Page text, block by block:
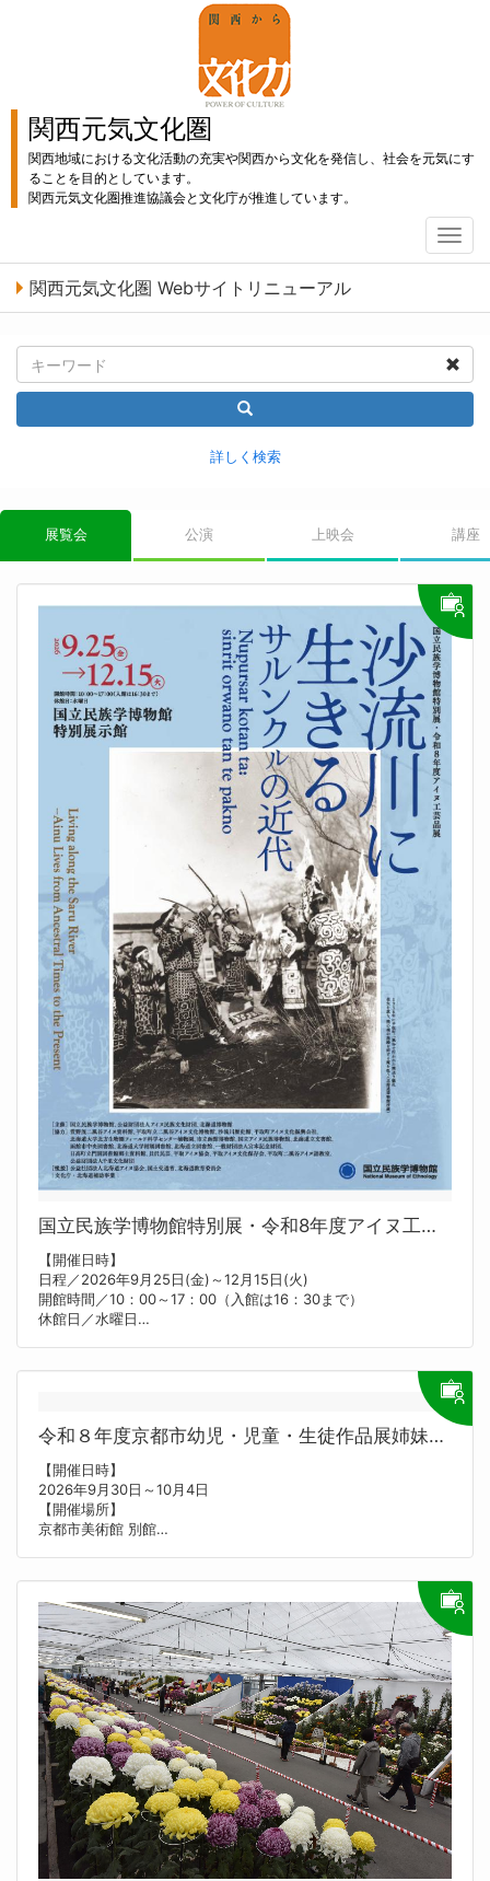
関西元気文化圏
関西地域における文化活動の充実や関西から文化を発信し、社会を元気にす
ることを目的としています。
関西元気文化圏推進協議会と文化庁が推進しています。
T
o
l
n
a
v
n
関西元気文化圏 Webサイトリニューアル
詳しく検索
展覧会 公演 上映会 講座
国立民族学博物館特別展・令和8年度アイヌ工芸
【開催日時】
日程／2026年9月25日(金)～12月15日(火)
開館時間／10：00～17：00（入館は16：30まで）
休館日／水曜日
日高山脈に源を発し太平洋に注ぐ沙流川の流域では、古くから多
本展では、この流域で集められた工芸品のなかから、作り手・使
す。
そうすることで、近代以降の急激な変化のなかを生きてきた人び
との姿を照らし出し、現代を生きる人びとへのつながりをたどり
ます。
【料金】
※本館展示もご覧になれます。
※（ ）は、20名以上の団体料金、大学等の授業でご利用の方、
3ヶ月以内のリピーター、満65歳以上の方（一般料金）の割引料
金（要証明書等）。
【主催者】
国立民族学博物館
【お問い合わせ先】
国立民族学博物館 企画課 展示企画係
06-6878-8230
tenjik@minpaku.ac.jp
【Webサイト】
https://www.minpaku.ac.jp/ai1ec_event/69685
【外国語対応】
英語
令和８年度京都市幼児・児童・生徒作品展姉妹都市交
【開催日時】
2026年9月30日～10月4日
【開催場所】
京都市美術館 別館
市立幼稚園・学校の園児・児童・生徒の作品及び京都市の姉妹都
市から送られてきた子どもたちの作品を展示する。
【お問い合わせ先】
京都市教育委員会指導部学校指導課
0752223806